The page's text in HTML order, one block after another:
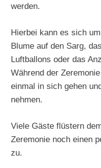
werden.
Hierbei kann es sich
Blume auf den Sarg,
Luftballons oder das
Während der
einmal in sich gehen
nehmen.
Viele Gäste flüstern
Zeremonie noch einen
zu.